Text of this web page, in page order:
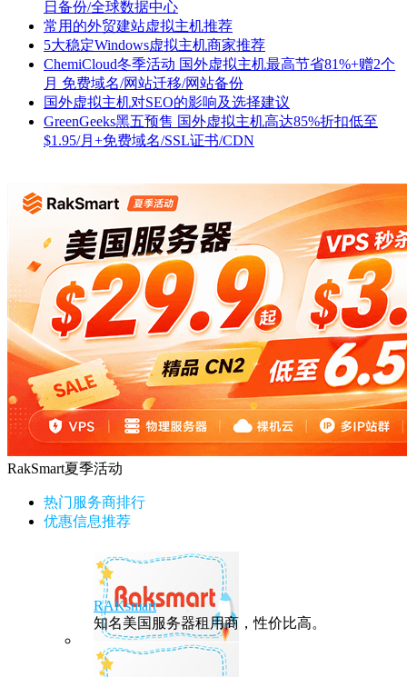
日备份/全球数据中心
常用的外贸建站虚拟主机推荐
5大稳定Windows虚拟主机商家推荐
ChemiCloud冬季活动 国外虚拟主机最高节省81%+赠2个
月 免费域名/网站迁移/网站备份
国外虚拟主机对SEO的影响及选择建议
GreenGeeks黑五预售 国外虚拟主机高达85%折扣低至
$1.95/月+免费域名/SSL证书/CDN
RakSmart夏季活动
热门服务商排行
优惠信息推荐
RAKsmart
知名美国服务器租用商，性价比高。